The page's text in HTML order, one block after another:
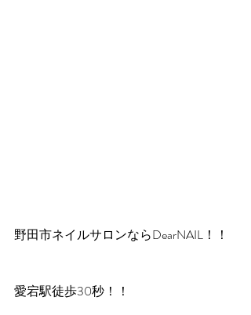
野田市ネイルサロンならDearNAIL！！
愛宕駅徒歩30秒！！